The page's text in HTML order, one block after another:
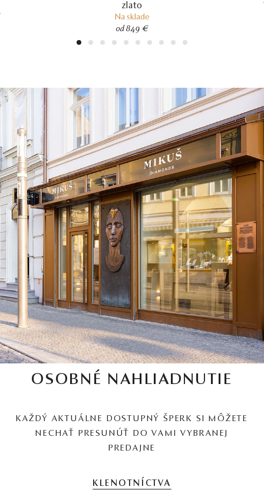
zlato
Na sklade
od 849 €
1 2 3 4 5 6 7 8 9 10
OSOBNÉ NAHLIADNUTIE
KAŽDÝ AKTUÁLNE DOSTUPNÝ ŠPERK SI MÔŽETE
NECHAŤ PRESUNÚŤ DO VAMI VYBRANEJ
PREDAJNE
KLENOTNÍCTVA